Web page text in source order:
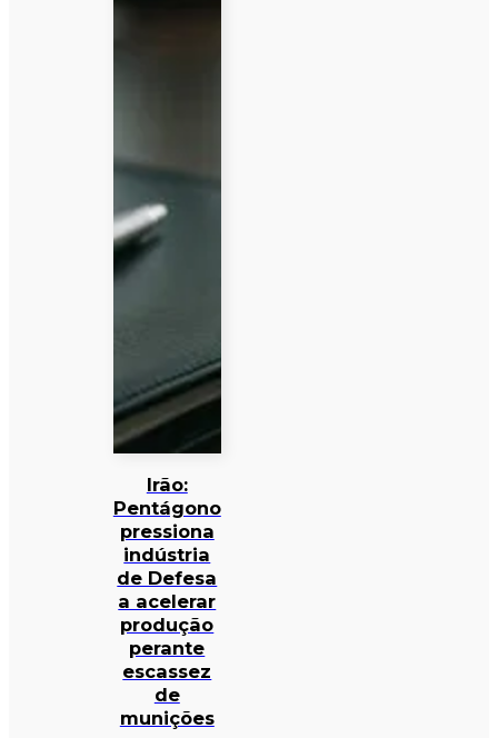
Irão:
Pentágono
pressiona
indústria
de Defesa
a acelerar
produção
perante
escassez
de
munições